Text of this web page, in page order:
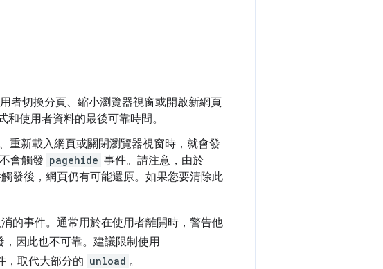
者切換分頁、縮小瀏覽器視窗或開啟新網頁
和使用者資料的最後可靠時間。
重新載入網頁或關閉瀏覽器視窗時，就會發
會觸發 pagehide 事件。請注意，由於
發後，網頁仍有可能還原。如果您要清除此
的事件。通常用於在使用者離開時，警告他
因此也不可靠。建議限制使用
，取代大部分的 unload 。